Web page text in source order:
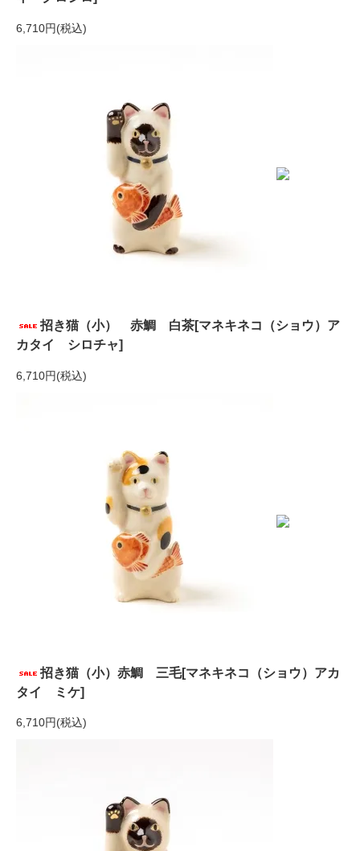
6,710円(税込)
招き猫（小） 赤鯛 白茶[マネキネコ（ショウ）ア
カタイ シロチャ]
6,710円(税込)
招き猫（小）赤鯛 三毛[マネキネコ（ショウ）アカ
タイ ミケ]
6,710円(税込)